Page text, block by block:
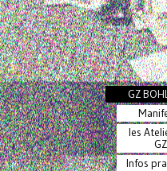
GZ
les
GZ
Infos